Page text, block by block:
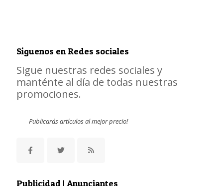
Síguenos en Redes sociales
Sigue nuestras redes sociales y
manténte al día de todas nuestras
promociones.
Publicarás artículos al mejor precio!
Publicidad | Anunciantes